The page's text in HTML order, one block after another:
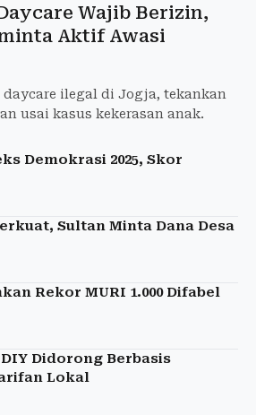
Wajib Berizin,
Aktif Awasi
daycare ilegal di Jogja, tekankan
usai kasus kekerasan anak.
Demokrasi 2025, Skor
Sultan Minta Dana Desa
Rekor MURI 1.000 Difabel
Didorong Berbasis
Lokal